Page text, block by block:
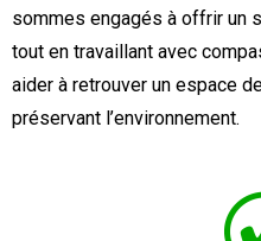
sommes engagés à offrir un
tout en travaillant avec
aider à retrouver un espace
préservant l’environnement.